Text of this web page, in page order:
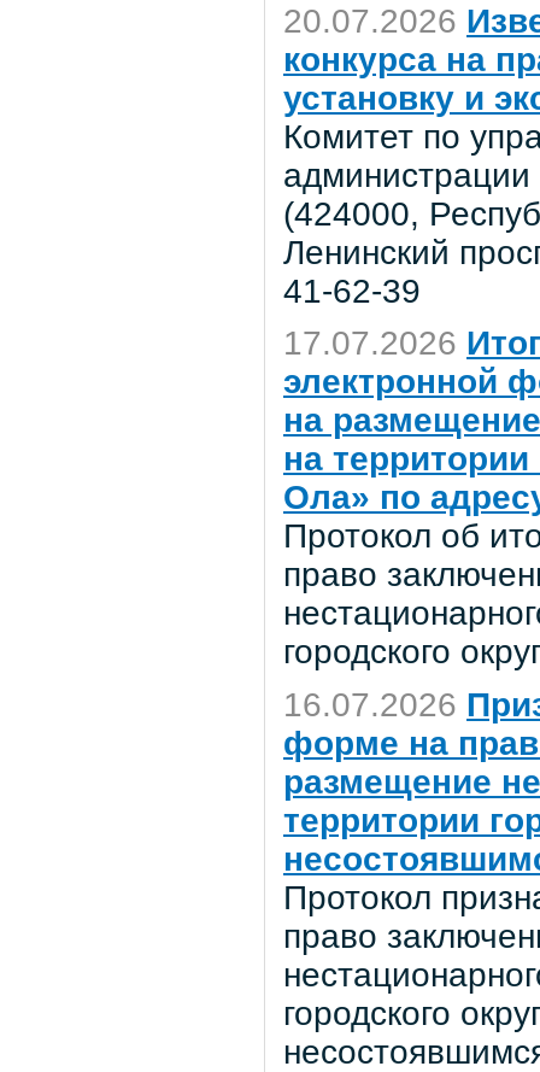
20.07.2026
конкурса на
установку и
Комитет по
администрации
(424000,
Ленинский
41-62-39
17.07.2026
электронной
на
на
Ола» по
Протокол об
право
городского
16.07.2026
форме на
размещение
территории
Протокол
право
городского